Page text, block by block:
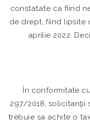
constatate ca fiind
de drept, fiind lipsite
aprilie 2022.
În conformitate
297/2018, solicitanţii
trebuie sa achite o